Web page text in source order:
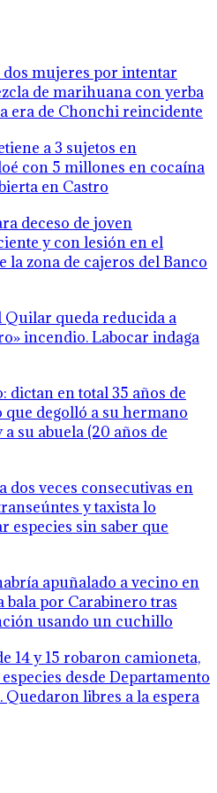
dos mujeres por intentar
de marihuana con yerba
era de Chonchi reincidente
a 3 sujetos en
con 5 millones en cocaína
en Castro
deceso de joven
y con lesión en el
la zona de cajeros del Banco
Quilar queda reducida a
incendio. Labocar indaga
dictan en total 35 años de
degolló a su hermano
a su abuela (20 años de
dos veces consecutivas en
y taxista lo
especies sin saber que
apuñalado a vecino en
bala por Carabinero tras
usando un cuchillo
14 y 15 robaron camioneta,
desde Departamento
libres a la espera